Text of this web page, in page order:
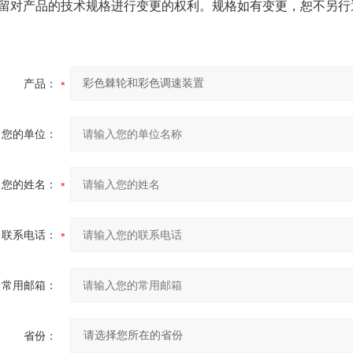
对产品的技术规格进行变更的权利。规格如有变更，恕不另
产品：
您的单位：
您的姓名：
联系电话：
常用邮箱：
省份：